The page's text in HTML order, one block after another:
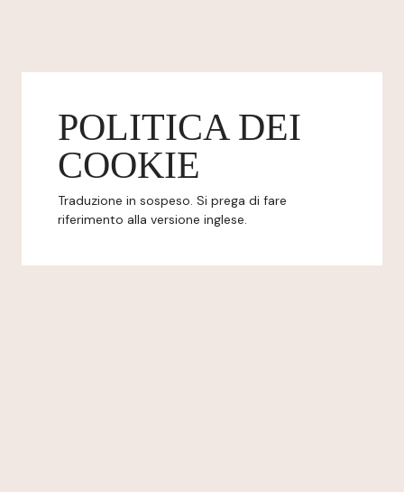
POLITICA DEI
COOKIE
Traduzione in sospeso. Si prega di fare
riferimento alla versione inglese.